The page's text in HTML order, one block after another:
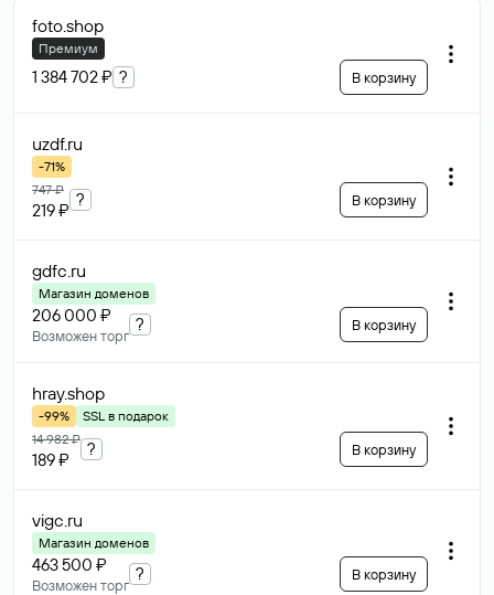
foto.shop
Премиум
1 384 702 ₽ ? В корзину
uzdf.ru
-71%
747 ₽
219 ₽
? В корзину
gdfc.ru
Магазин доменов
206 000 ₽
Возможен торг
? В корзину
hray.shop
-99%
SSL в подарок
14 982 ₽
189 ₽
? В корзину
vigc.ru
Магазин доменов
463 500 ₽
Возможен торг
? В корзину